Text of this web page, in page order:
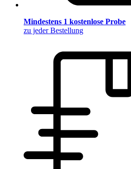
Mindestens 1 kostenlose Probe
zu jeder Bestellung